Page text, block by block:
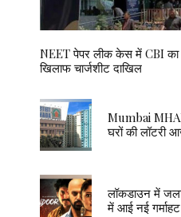
NEET पेपर लीक केस में CBI
खिलाफ चार्जशीट दाखिल
Mumbai
घरों की
लॉकडाउन में
में आई नई गर्माहट